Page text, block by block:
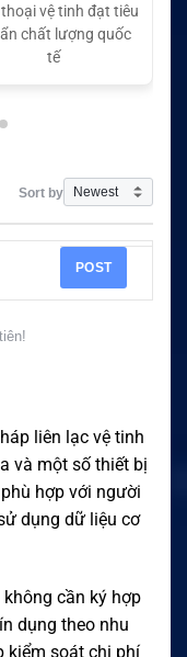
vệ tinh đạt tiêu
chất lượng quốc
tế
Sort by
POST
liên lạc vệ tinh
và một số thiết bị
hợp với người
dụng dữ liệu cơ
cần ký hợp
dụng theo nhu
kiểm soát chi phí